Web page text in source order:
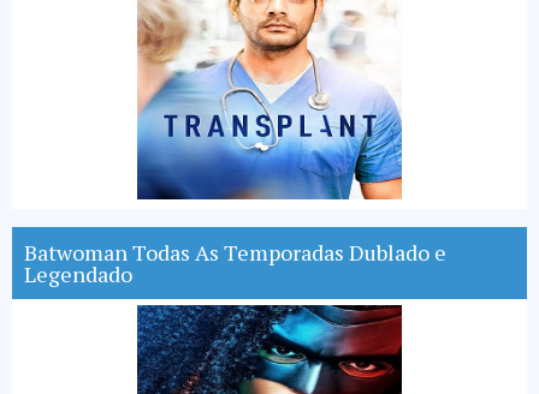
Batwoman Todas As Temporadas Dublado e
Legendado